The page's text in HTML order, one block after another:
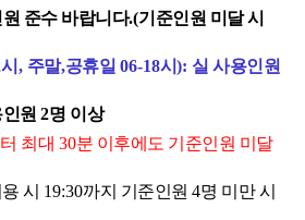
준수 바랍니다.(기준인원 미달 시
시 , 주말,공휴일 06-18시 ): 실 사용인원
원 2명 이상
최대 30분 이후에도 기준인원 미달
시 19:30까지 기준인원 4명 미만 시